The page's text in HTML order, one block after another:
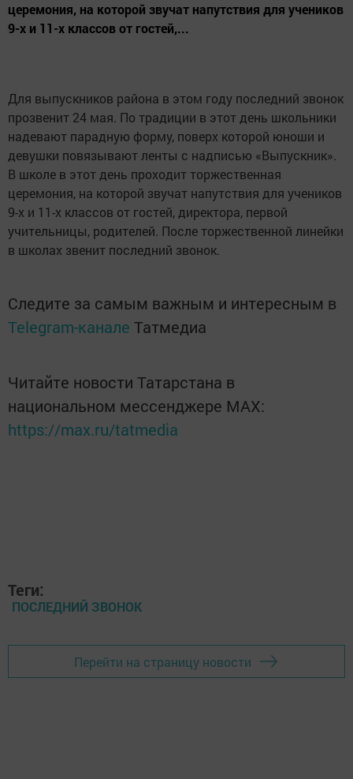
церемония, на которой звучат напутствия для учеников
9-х и 11-х классов от гостей,...
Для выпускников района в этом году последний звонок
прозвенит 24 мая. По традиции в этот день школьники
надевают парадную форму, поверх которой юноши и
девушки повязывают ленты с надписью «Выпускник».
В школе в этот день проходит торжественная
церемония, на которой звучат напутствия для учеников
9-х и 11-х классов от гостей, директора, первой
учительницы, родителей. После торжественной линейки
в школах звенит последний звонок.
Следите за самым важным и интересным в
Telegram-канале Татмедиа
Читайте новости Татарстана в
национальном мессенджере MАХ:
https://max.ru/tatmedia
Теги:
ПОСЛЕДНИЙ ЗВОНОК
Перейти на страницу новости